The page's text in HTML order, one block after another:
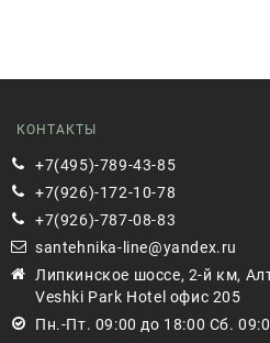
КОНТАКТЫ
+7(495)-789-43-85
+7(926)-172-10-78
+7(926)-787-08-83
santehnika-line@yandex.ru
Липкинское шоссе, 2-й км,
Veshki Park Hotel офис 205
Пн.-Пт. 09:00 до 18:00 Сб.